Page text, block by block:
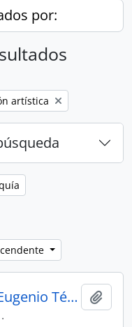
por:
artística
Carta con mensaje para Eugenio Téllez.
·